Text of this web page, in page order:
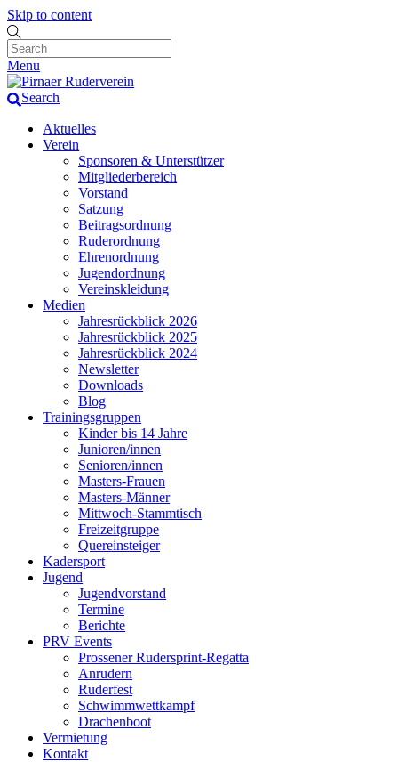
Skip to content
Menu
Search
Aktuelles
Verein
Sponsoren & Unterstützer
Mitgliederbereich
Vorstand
Satzung
Beitragsordnung
Ruderordnung
Ehrenordnung
Jugendordnung
Vereinskleidung
Medien
Jahresrückblick 2026
Jahresrückblick 2025
Jahresrückblick 2024
Newsletter
Downloads
Blog
Trainingsgruppen
Kinder bis 14 Jahre
Junioren/innen
Senioren/innen
Masters-Frauen
Masters-Männer
Mittwoch-Stammtisch
Freizeitgruppe
Quereinsteiger
Kadersport
Jugend
Jugendvorstand
Termine
Berichte
PRV Events
Prossener Rudersprint-Regatta
Anrudern
Ruderfest
Schwimmwettkampf
Drachenboot
Vermietung
Kontakt